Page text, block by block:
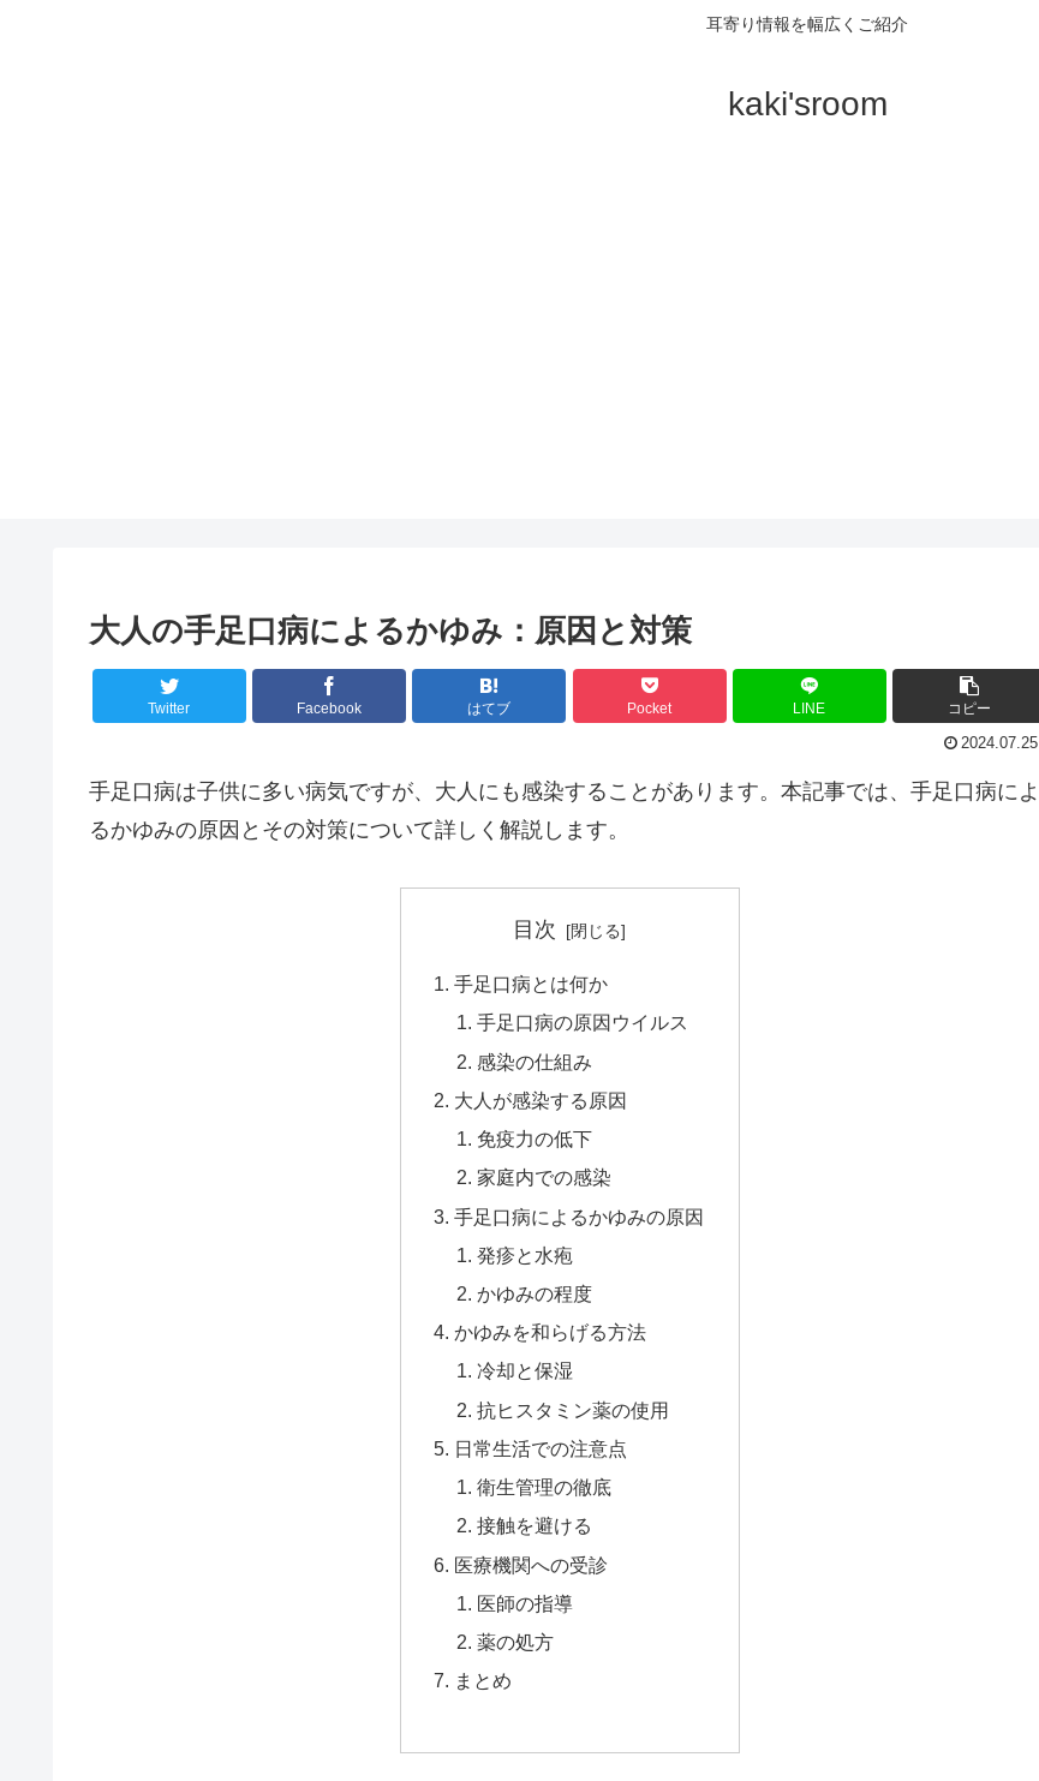
耳寄り情報を幅広くご紹介
kaki'sroom
大人の手足口病によるかゆみ：原因と対策
Twitter Facebook はてブ Pocket LINE コピー
2024.07.25
手足口病は子供に多い病気ですが、大人にも感染することがあります。本記事では、手足口病によ
るかゆみの原因とその対策について詳しく解説します。
目次
手足口病とは何か
手足口病の原因ウイルス
感染の仕組み
大人が感染する原因
免疫力の低下
家庭内での感染
手足口病によるかゆみの原因
発疹と水疱
かゆみの程度
かゆみを和らげる方法
冷却と保湿
抗ヒスタミン薬の使用
日常生活での注意点
衛生管理の徹底
接触を避ける
医療機関への受診
医師の指導
薬の処方
まとめ